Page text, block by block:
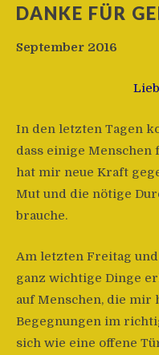
DANKE FÜR
September 2016
In den letzten Tagen
dass einige Menschen
hat mir neue Kraft
Mut und die nötige
brauche.
Am letzten Freitag
ganz wichtige Dinge
auf Menschen, die mir
Begegnungen im
sich wie eine offene